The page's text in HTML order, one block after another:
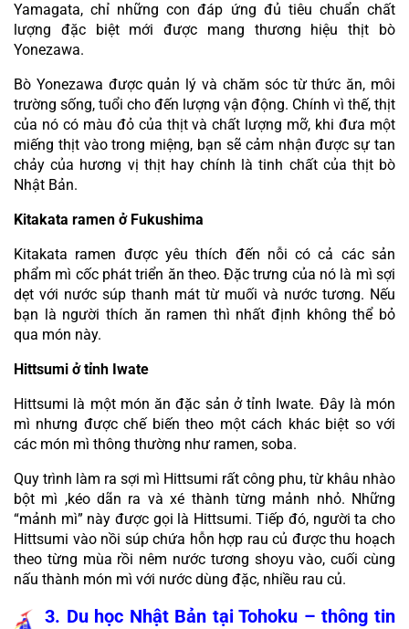
Yamagata, chỉ những con đáp ứng đủ tiêu chuẩn chất
lượng đặc biệt mới được mang thương hiệu thịt bò
Yonezawa.
Bò Yonezawa được quản lý và chăm sóc từ thức ăn, môi
trường sống, tuổi cho đến lượng vận động. Chính vì thế, thịt
của nó có màu đỏ của thịt và chất lượng mỡ, khi đưa một
miếng thịt vào trong miệng, bạn sẽ cảm nhận được sự tan
chảy của hương vị thịt hay chính là tinh chất của thịt bò
Nhật Bản.
Kitakata ramen ở Fukushima
Kitakata ramen được yêu thích đến nỗi có cả các sản
phẩm mì cốc phát triển ăn theo. Đặc trưng của nó là mì sợi
dẹt với nước súp thanh mát từ muối và nước tương. Nếu
bạn là người thích ăn ramen thì nhất định không thể bỏ
qua món này.
Hittsumi ở tỉnh Iwate
Hittsumi là một món ăn đặc sản ở tỉnh Iwate. Đây là món
mì nhưng được chế biến theo một cách khác biệt so với
các món mì thông thường như ramen, soba.
Quy trình làm ra sợi mì Hittsumi rất công phu, từ khâu nhào
bột mì ,kéo dãn ra và xé thành từng mảnh nhỏ. Những
“mảnh mì” này được gọi là Hittsumi. Tiếp đó, người ta cho
Hittsumi vào nồi súp chứa hỗn hợp rau củ được thu hoạch
theo từng mùa rồi nêm nước tương shoyu vào, cuối cùng
nấu thành món mì với nước dùng đặc, nhiều rau củ.
3. Du học Nhật Bản tại Tohoku – thông tin